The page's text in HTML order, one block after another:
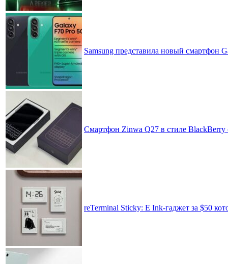
Samsung представила новый смартфон
Смартфон Zinwa Q27 в стиле BlackBerry
reTerminal Sticky: E Ink-гаджет за $50